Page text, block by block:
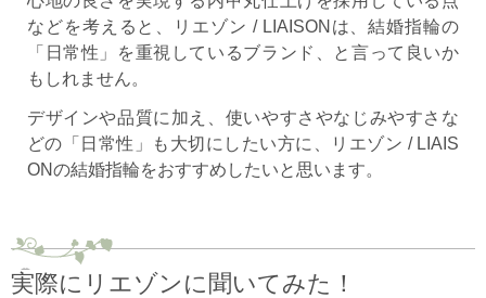
などを考えると、リエゾン / LIAISONは、結婚指輪の
「日常性」を重視しているブランド、と言って良いか
もしれません。
デザインや品質に加え、使いやすさやなじみやすさな
どの「日常性」も大切にしたい方に、リエゾン / LIAIS
ONの結婚指輪をおすすめしたいと思います。
実際にリエゾンに聞いてみた！